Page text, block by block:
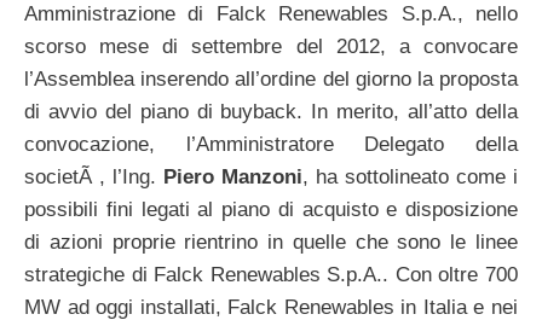
Amministrazione di Falck Renewables S.p.A., nello
scorso mese di settembre del 2012, a convocare
l’Assemblea inserendo all’ordine del giorno la proposta
di avvio del piano di buyback. In merito, all’atto della
convocazione, l’Amministratore Delegato della
societÃ , l’Ing. Piero Manzoni, ha sottolineato come i
possibili fini legati al piano di acquisto e disposizione
di azioni proprie rientrino in quelle che sono le linee
strategiche di Falck Renewables S.p.A.. Con oltre 700
MW ad oggi installati, Falck Renewables in Italia e nei